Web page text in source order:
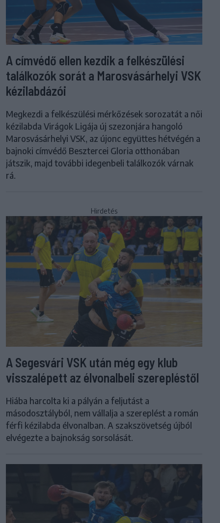
A címvédő ellen kezdik a felkészülési
találkozók sorát a Marosvásárhelyi VSK
kézilabdázói
Megkezdi a felkészülési mérkőzések sorozatát a női
kézilabda Virágok Ligája új szezonjára hangoló
Marosvásárhelyi VSK, az újonc együttes hétvégén a
bajnoki címvédő Besztercei Gloria otthonában
játszik, majd további idegenbeli találkozók várnak
rá.
Hirdetés
A Segesvári VSK után még egy klub
visszalépett az élvonalbeli szerepléstől
Hiába harcolta ki a pályán a feljutást a
másodosztályból, nem vállalja a szereplést a román
férfi kézilabda élvonalban. A szakszövetség újból
elvégezte a bajnokság sorsolását.